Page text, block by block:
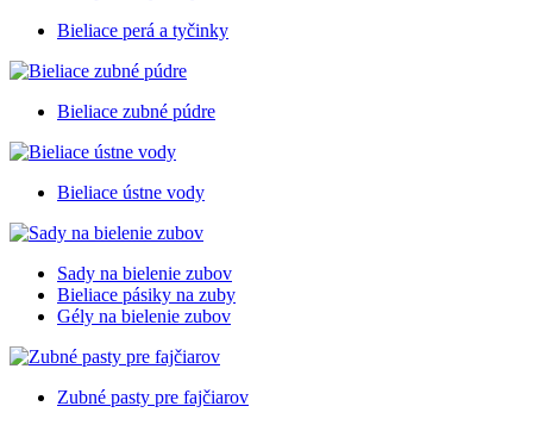
Bieliace perá a tyčinky
Bieliace zubné púdre
Bieliace ústne vody
Sady na bielenie zubov
Bieliace pásiky na zuby
Gély na bielenie zubov
Zubné pasty pre fajčiarov